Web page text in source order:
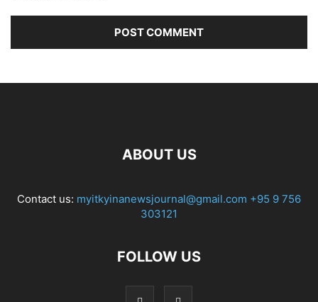
ABOUT US
Contact us: myitkyinanewsjournal@gmail.com +95 9 756
303121
FOLLOW US